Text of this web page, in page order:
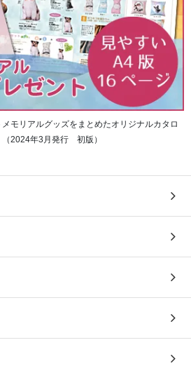
モリアルグッズをまとめたオリジナルカタロ
（2024年3月発行 初版）